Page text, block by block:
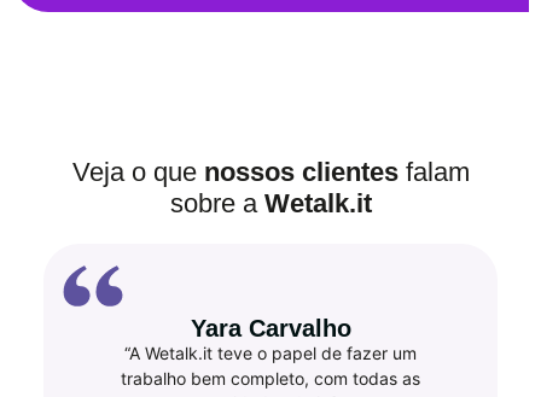
Veja o que nossos clientesfalam
sobre a Wetalk.it
Yara Carvalho
“A Wetalk.it teve o papel de fazer um
trabalho bem completo, com todas as